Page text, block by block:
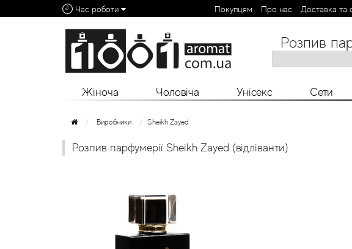
Час роботи Покупцям Про нас Доставка та
Алфавітний покажчик: 0 - 9 A B C D F G H M N O P R S
Розпив
Жіноча Чоловіча Унісекс Сети
Виробники Sheikh Zayed
Розпив парфумерії Sheikh Zayed (відліванти)